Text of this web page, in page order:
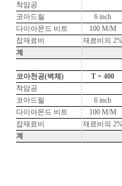
착암공
코아드릴
6 inch
다이아몬드 비트
100 M/M
잡재료비
재료비의
계
코아천공(벽체)
T = 400
착암공
코아드릴
6 inch
다이아몬드 비트
100 M/M
잡재료비
재료비의
계